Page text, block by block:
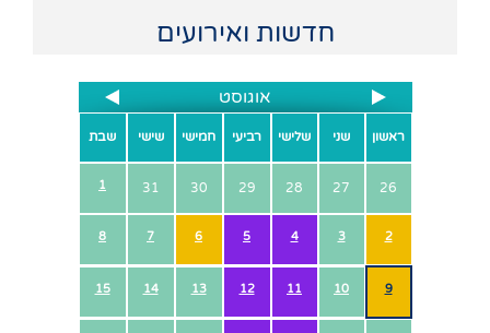
חדשות ואירועים
אוגוסט
ראשון שני שלישי רביעי חמישי שישי שבת
26
27
28
29
30
31
1
2
3
4
5
6
7
8
9
10
11
12
13
14
15